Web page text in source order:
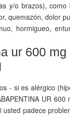
y/o brazos),
quemazón, dolor
hormigueo,
ur 600
- si es alérgico
UR 600
padece